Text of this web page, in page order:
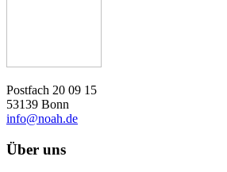
Postfach 20 09 15
53139 Bonn
info@noah.de
Über uns